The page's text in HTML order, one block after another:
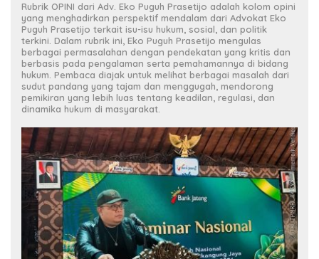
Rubrik OPINI dari Adv. Eko Puguh Prasetijo adalah kolom opini
yang menghadirkan perspektif mendalam dari Advokat Eko
Puguh Prasetijo terkait isu-isu hukum, sosial, dan politik
terkini. Dalam rubrik ini, Eko Puguh Prasetijo mengulas
berbagai permasalahan dengan pendekatan yang kritis dan
berbasis pada pengalaman serta pemahamannya di bidang
hukum. Pembaca diajak untuk melihat berbagai masalah dari
sudut pandang yang tajam dan menggugah, mendorong
pemikiran yang lebih luas tentang keadilan, regulasi, dan
dinamika hukum di masyarakat.